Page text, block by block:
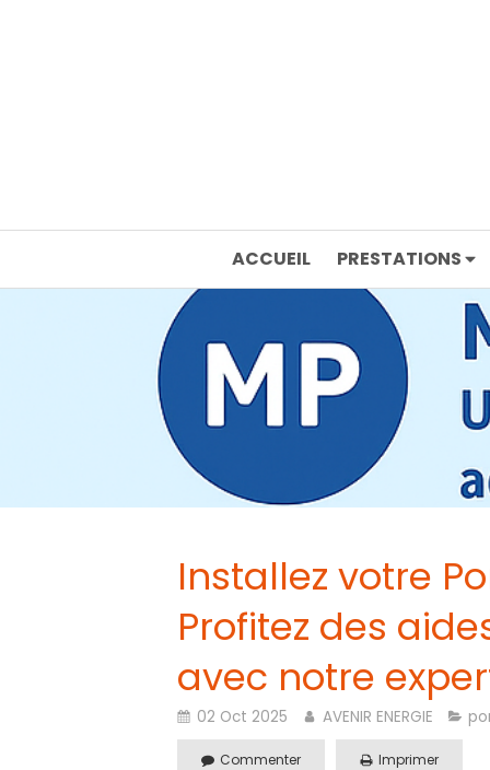
ACCUEIL PRESTATIONS
Installez votre
Profitez des
avec notre
02 Oct 2025 AVENIR ENERGIE
Commenter Imprimer